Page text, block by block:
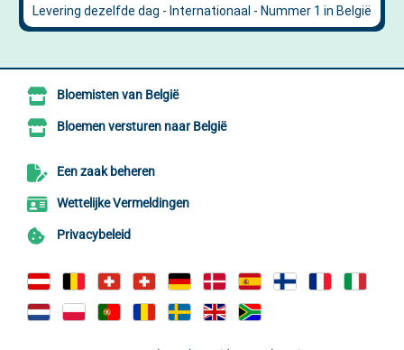
Bloemisten van België
Bloemen versturen naar België
Een zaak beheren
Wettelijke Vermeldingen
Privacybeleid